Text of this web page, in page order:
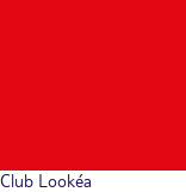
Club Lookéa